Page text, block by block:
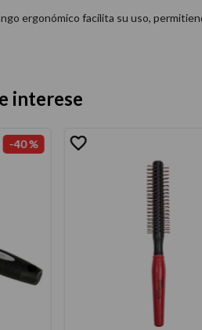
ergonómico facilita su uso,
interese
-40 %